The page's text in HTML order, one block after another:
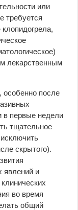
или
требуется
лекарственным
особенно после
в первые недели
тщательное
скрытого).
явлений и
во время
общий